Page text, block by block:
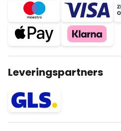
Leveringspartners